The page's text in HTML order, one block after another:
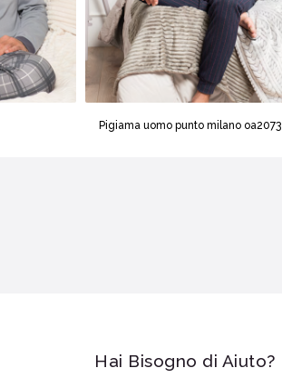
Pigiama uomo punto milano oa2073
Hai Bisogno di Aiuto?